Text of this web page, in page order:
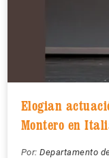
Elogian
Montero en
Por: Departamento